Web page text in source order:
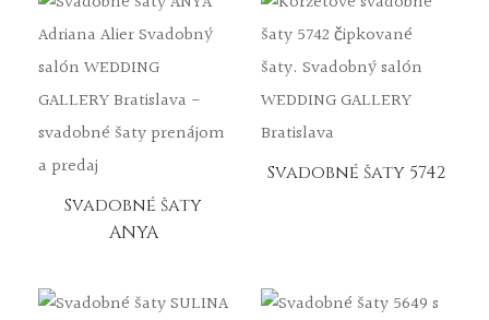
Svadobné šaty
ANYA
Svadobné šaty 5742